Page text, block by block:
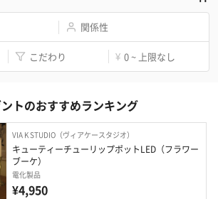
関係性
こだわり ¥ 0 ~ 上限なし
トのおすすめランキング
VIA K STUDIO（ヴィアケースタジオ）
キューティーチューリップポットLED（フラワー
ブーケ）
電化製品
¥4,950